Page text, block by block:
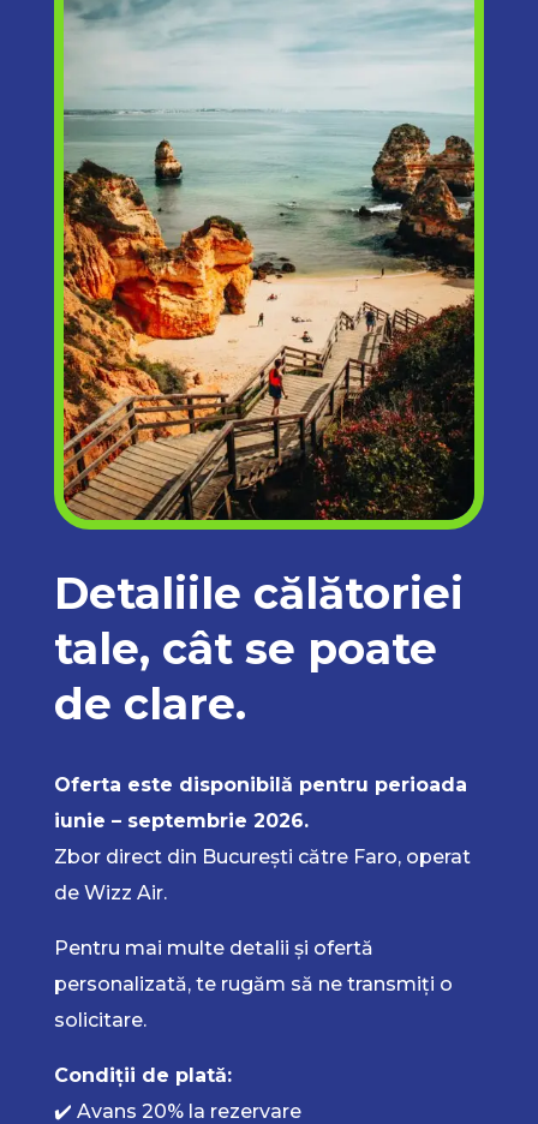
Detaliile călătoriei
tale, cât se poate
de clare.
Oferta este disponibilă pentru perioada
iunie – septembrie 2026.
Zbor direct din București către Faro, operat
de Wizz Air.
Pentru mai multe detalii și ofertă
personalizată, te rugăm să ne transmiți o
solicitare.
Condiții de plată:
✔️ Avans 20% la rezervare